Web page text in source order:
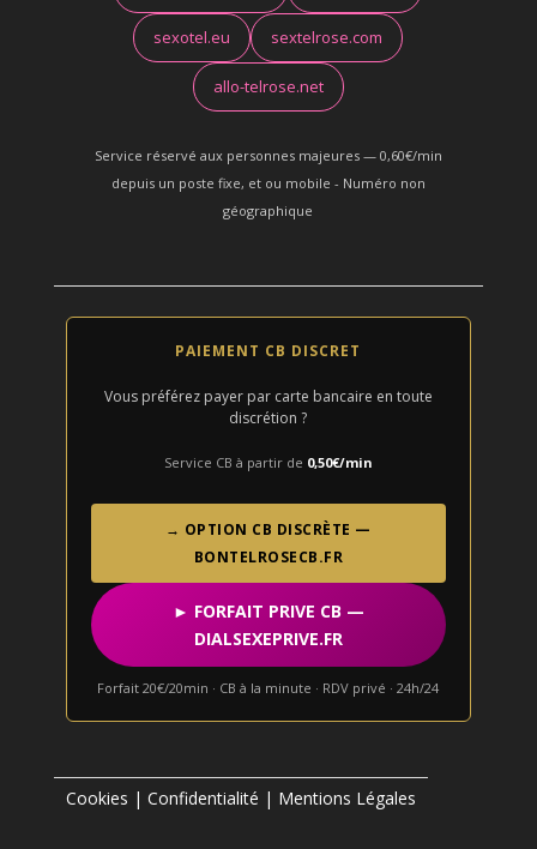
sexotel.eu sextelrose.com
allo-telrose.net
Service réservé aux personnes majeures — 0,60€/min
depuis un poste fixe, et ou mobile - Numéro non
géographique
PAIEMENT CB DISCRET
Vous préférez payer par carte bancaire en toute
discrétion ?
Service CB à partir de 0,50€/min
→ OPTION CB DISCRÈTE —
BONTELROSECB.FR
► FORFAIT PRIVE CB —
DIALSEXEPRIVE.FR
Forfait 20€/20min · CB à la minute · RDV privé · 24h/24
Cookies | Confidentialité | Mentions Légales